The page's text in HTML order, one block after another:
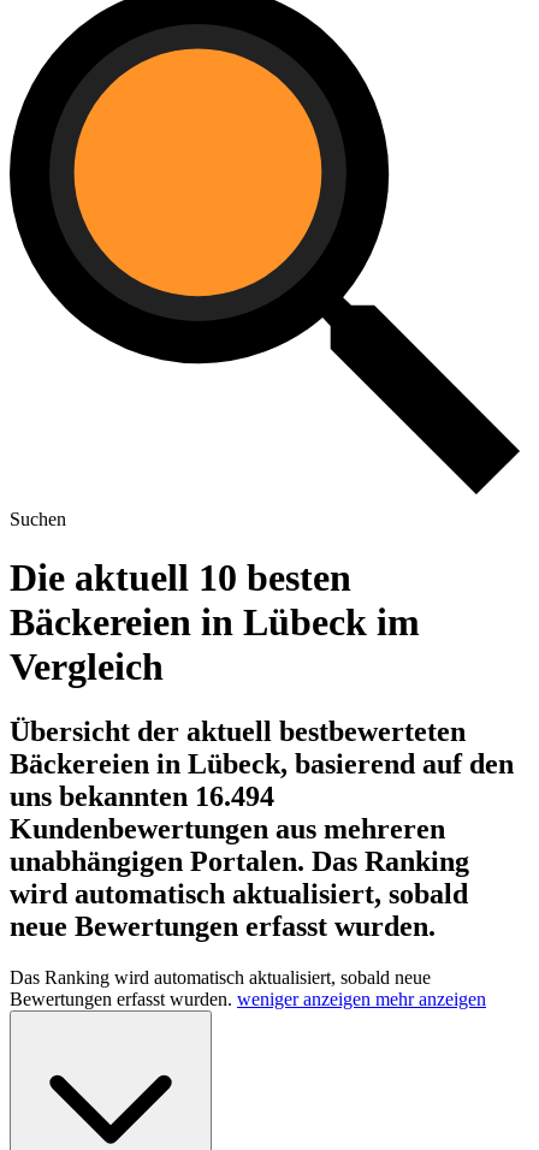
Suchen
Die aktuell 10 besten
Bäckereien in Lübeck im
Vergleich
Übersicht der aktuell bestbewerteten
Bäckereien in Lübeck, basierend auf den
uns bekannten 16.494
Kundenbewertungen aus mehreren
unabhängigen Portalen. Das Ranking
wird automatisch aktualisiert, sobald
neue Bewertungen erfasst wurden.
Das Ranking wird automatisch aktualisiert, sobald neue
Bewertungen erfasst wurden. weniger anzeigen mehr anzeigen